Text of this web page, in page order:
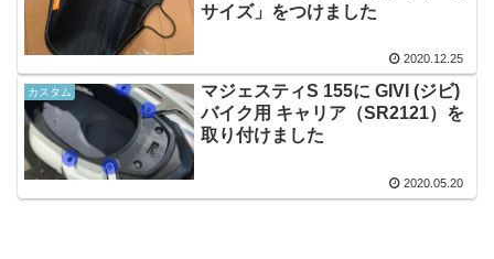
サイズ」をつけました
2020.12.25
カスタム
マジェスティS 155に GIVI (ジビ)
バイク用 キャリア（SR2121）を
取り付けました
2020.05.20